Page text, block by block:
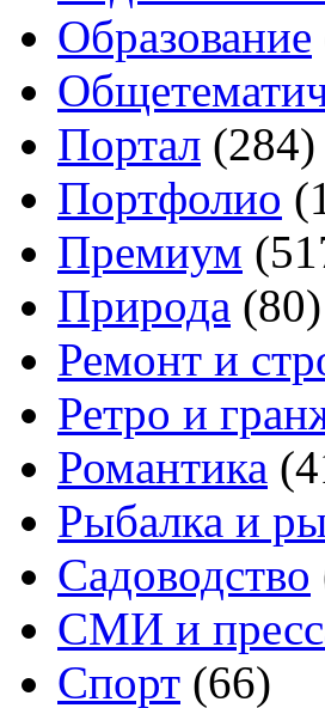
Образование
Портал (284)
Портфолио
Премиум
Природа (80)
Ремонт и
Ретро и
Романтика
Рыбалка и
Садоводство
СМИ и
Спорт (66)